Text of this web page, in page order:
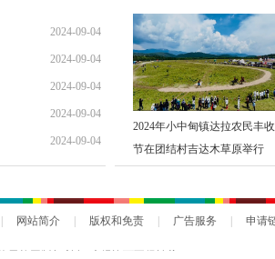
2024-09-04
2024-09-04
2024-09-04
2024-09-04
2024-09-04
2024年小中甸镇达拉农民丰收
节在团结村吉达木草原举行